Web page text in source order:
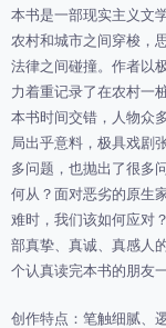
本书是一部现实主义文
农村和城市之间穿梭，
法律之间碰撞。作者以
力着重记录了在农村一
本书时间交错，人物众
局出乎意料，极具戏剧
多问题，也抛出了很多
何从？面对恶劣的原生
难时，我们该如何应对
部真挚、真诚、真感人
个认真读完本书的朋友
创作特点：笔触细腻、